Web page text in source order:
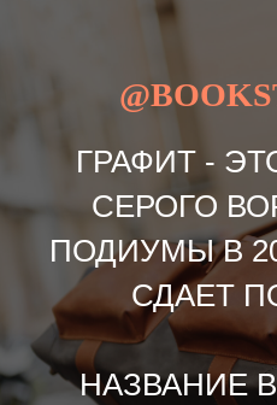
ГРАФИТ -
СЕРОГО
ПОДИУМЫ В
СДАЕТ
НАЗВАНИЕ